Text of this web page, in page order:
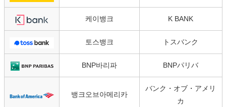
케이뱅크 K BANK
토스뱅크 トスバンク
BNP바리파 BNPパリバ
뱅크오브아메리카
バンク・オブ・アメリ
カ